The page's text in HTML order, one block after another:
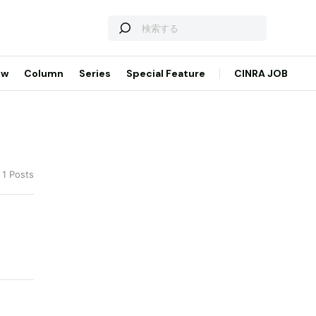
Column Series Special Feature CINRA JOB
Posts